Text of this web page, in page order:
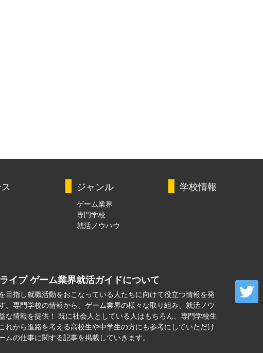
ジャンル
ゲーム業界
専門学校
就活ノウハウ
学校情報
イブ ゲーム業界就活ガイドについて
目指し就職活動をおこなっている人たちに向けて役立つ情報を発
。専門学校の情報から、ゲーム業界の様々な取り組み、就活ノウ
な情報を提供！ 既に社会人としている人はもちろん、専門学校生
れから進路を考える高校生や中学生の方にも参考にしていただけ
ムの仕事に関する記事を掲載していきます。